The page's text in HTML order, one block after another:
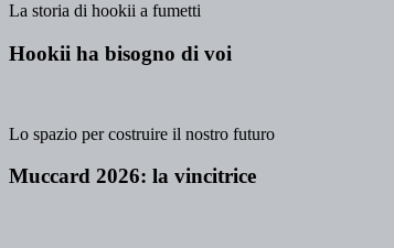
La storia di hookii a fumetti
Hookii ha bisogno di voi
Lo spazio per costruire il nostro futuro
Muccard 2026: la vincitrice